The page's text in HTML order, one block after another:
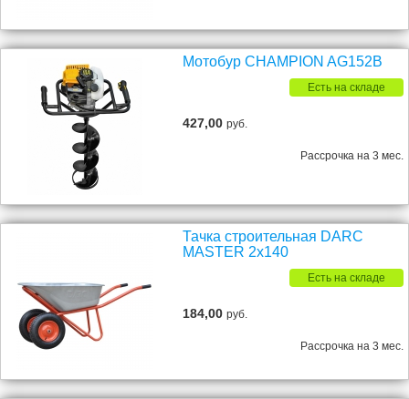
Мотобур CHAMPION AG152B
Есть на складе
427,00руб.
Рассрочка на 3 мес.
Тачка строительная DARC
MASTER 2x140
Есть на складе
184,00руб.
Рассрочка на 3 мес.